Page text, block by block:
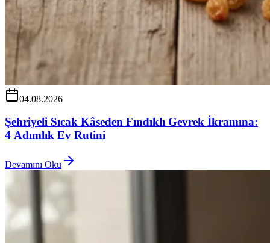
04.08.2026
Şehriyeli Sıcak Kâseden Fındıklı Gevrek İkramına:
4 Adımlık Ev Rutini
Devamını Oku